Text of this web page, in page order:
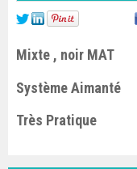
Mixte , noir MAT
Système Aimanté
Très Pratique